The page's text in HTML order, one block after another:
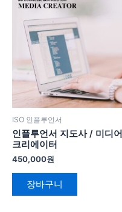
ISO 인플루언서
인플루언서 지도사 / 미디어
크리에이터
450,000원
장바구니